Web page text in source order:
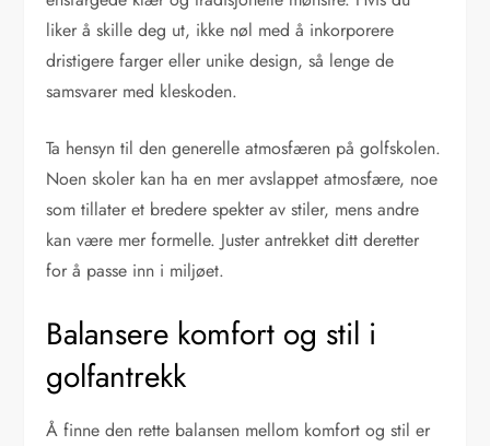
liker å skille deg ut, ikke nøl med å inkorporere
dristigere farger eller unike design, så lenge de
samsvarer med kleskoden.
Ta hensyn til den generelle atmosfæren på golfskolen.
Noen skoler kan ha en mer avslappet atmosfære, noe
som tillater et bredere spekter av stiler, mens andre
kan være mer formelle. Juster antrekket ditt deretter
for å passe inn i miljøet.
Balansere komfort og stil i
golfantrekk
Å finne den rette balansen mellom komfort og stil er